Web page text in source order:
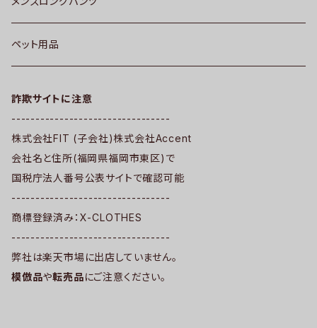
ペット用品
詐欺サイトに注意
---------------------------------
株式会社FIT (子会社)株式会社Accent
会社名と住所(福岡県福岡市東区)で
国税庁法人番号公表サイトで確認可能
---------------------------------
商標登録済み：X-CLOTHES
---------------------------------
弊社は楽天市場に出店していません。
模倣品や転売品にご注意ください。